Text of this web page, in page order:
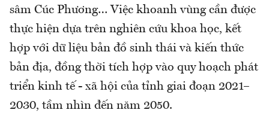
sâm Cúc Phương… Việc khoanh vùng cần được
thực hiện dựa trên nghiên cứu khoa học, kết
hợp với dữ liệu bản đồ sinh thái và kiến thức
bản địa, đồng thời tích hợp vào quy hoạch phát
triển kinh tế - xã hội của tỉnh giai đoạn 2021–
2030, tầm nhìn đến năm 2050.